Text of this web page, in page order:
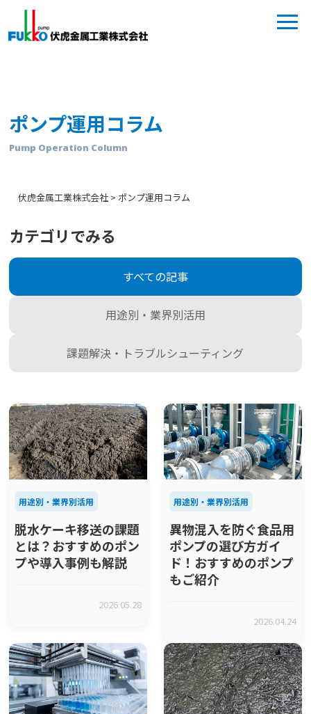
ポンプ運用コラム
Pump Operation Column
伏虎金属工業株式会社 > ポンプ運用コラム
カテゴリでみる
すべての記事
用途別・業界別活用
課題解決・トラブルシューティング
用途別・業界別活用
脱水ケーキ移送の課題
とは？おすすめのポン
プや導入事例も解説
2026.05.28
用途別・業界別活用
異物混入を防ぐ食品用
ポンプの選び方ガイ
ド！おすすめのポンプ
もご紹介
2026.04.24